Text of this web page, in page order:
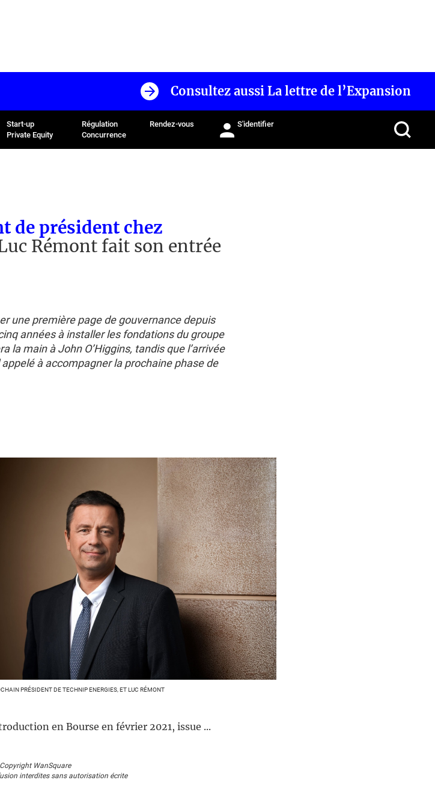
Consultez aussi La lettre de l’Expansion
Start-up
Private Equity
Régulation
Concurrence
Rendez-vous S'identifier
de président chez
Rémont fait son entrée
une première page de gouvernance depuis
années à installer les fondations du groupe
la main à John O’Higgins, tandis que l’arrivée
à accompagner la prochaine phase de
PRÉSIDENT DE TECHNIP ENERGIES, ET LUC RÉMONT
en Bourse en février 2021, issue ...
WanSquare
interdites sans autorisation écrite